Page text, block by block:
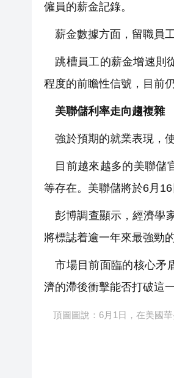
僱員的薪金記錄。
薪金數據方面，留職員
跳槽員工的薪金增速則
程度的前瞻性信號，目前
美聯儲利率走向趨複雜
強於預期的就業表現，
目前越來越多的美聯儲
等存在。美聯儲將於6月
彭博調查顯示，經濟學
將標誌着逾一年來最強勁
市場目前面臨的核心矛
濟的滯後衝擊能否打破這
頂圖圖說：6月1日，在美國華